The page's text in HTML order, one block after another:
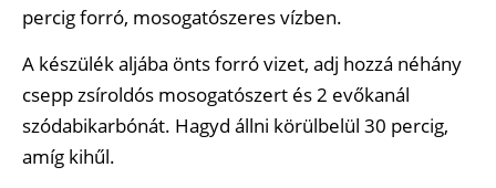
percig forró, mosogatószeres vízben.
A készülék aljába önts forró vizet, adj hozzá néhány
csepp zsíroldós mosogatószert és 2 evőkanál
szódabikarbónát. Hagyd állni körülbelül 30 percig,
amíg kihűl.